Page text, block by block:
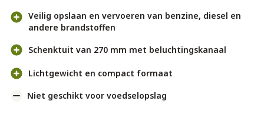
Veilig opslaan en vervoeren van benzine, diesel en
andere brandstoffen
Schenktuit van 270 mm met beluchtingskanaal
Lichtgewicht en compact formaat
Niet geschikt voor voedselopslag